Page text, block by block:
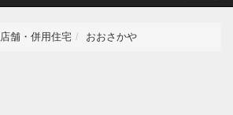
店舗・併用住宅 おおさかや